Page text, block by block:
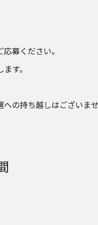
募ください。
す。
の持ち越しはございませ